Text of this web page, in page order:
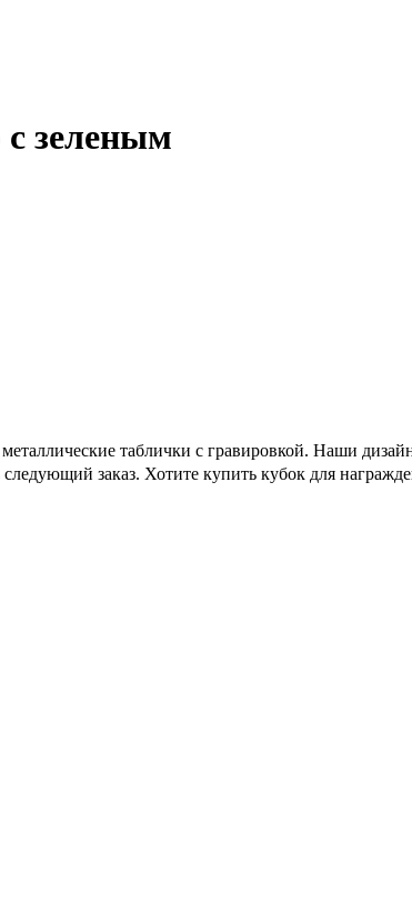
зеленым
таблички с гравировкой. Наши
заказ. Хотите купить кубок для